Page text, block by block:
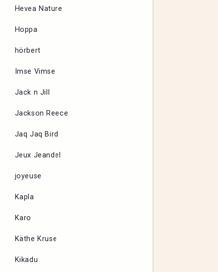
Hevea Nature
Hoppa
hörbert
Imse Vimse
Jack n Jill
Jackson Reece
Jaq Jaq Bird
Jeux Jeandel
joyeuse
Kapla
Karo
Käthe Kruse
Kikadu